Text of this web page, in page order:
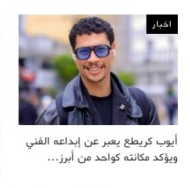
اخبار
أيوب كريطع يعبر عن إبداعه الفني
ويؤكد مكانته كواحد من أبرز…